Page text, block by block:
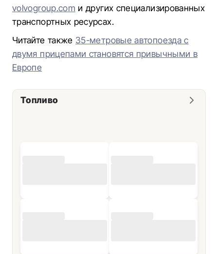
volvogroup.com и других специализированных
транспортных ресурсах.
Читайте также 35-метровые автопоезда с
двумя прицепами становятся привычными в
Европе
Топливо